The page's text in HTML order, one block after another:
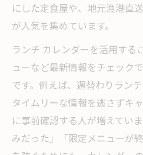
波方町岡の限定ラン
波止浜やカフェの新
ない
今注目の波方町岡ラン
今治ランチの最新お
説
波方カフェ人気急上
今話題のランチス
にした定食屋や、地元漁港直
が人気を集めています。
ランチ カレンダーを活用する
ューなど最新情報をチェック
です。例えば、週替わりラン
タイムリーな情報を逃さずキ
に事前確認する人が増えてい
みだった」「限定メニューが